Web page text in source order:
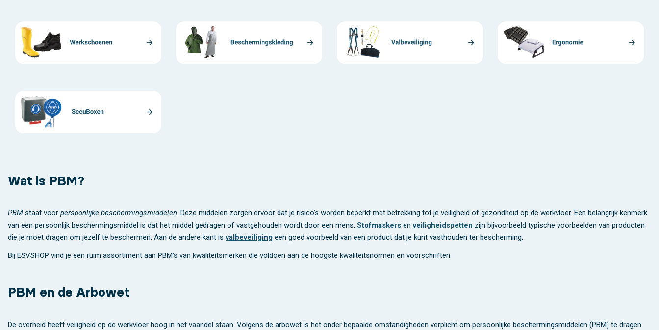
Wat is PBM?
PBM staat voor persoonlijke beschermingsmiddelen. Deze middelen zorgen ervoor dat je risico's worden beperkt met betrekking tot je veiligheid of gezondheid op de werkvloer. Een belangrijk kenmerk
van een persoonlijk beschermingsmiddel is dat het middel gedragen of vastgehouden wordt door een mens. Stofmaskers enveiligheidspetten zijn bijvoorbeeld typische voorbeelden van producten
die je moet dragen om jezelf te beschermen. Aan de andere kant isvalbeveiliging een goed voorbeeld van een product dat je kunt vasthouden ter bescherming.
Bij ESVSHOP vind je een ruim assortiment aan PBM's van kwaliteitsmerken die voldoen aan de hoogste kwaliteitsnormen en voorschriften.
PBM en de Arbowet
De overheid heeft veiligheid op de werkvloer hoog in het vaandel staan. Volgens de arbowet is het onder bepaalde omstandigheden verplicht om persoonlijke beschermingsmiddelen (PBM) te dragen.